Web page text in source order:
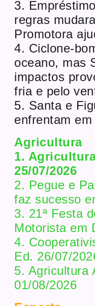
3.
regras
Promotora
4. Ciclone-
oceano, mas
impactos
fria e pelo
5. Santa e
enfrentam
Agricultura
1.
25/07/2026
2. Pegue e
faz sucesso
3. 21ª Festa
Motorista em
4.
Ed. 26/07/
5. Agricultura
01/08/2026